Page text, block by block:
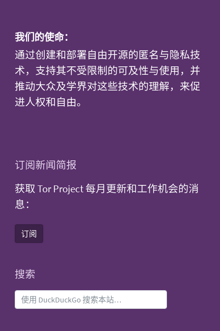
我们的使命：
通过创建和部署自由开源的匿名与隐私技
术，支持其不受限制的可及性与使用，并
推动大众及学界对这些技术的理解，来促
进人权和自由。
订阅新闻简报
获取 Tor Project 每月更新和工作机会的消
息：
订阅
搜索